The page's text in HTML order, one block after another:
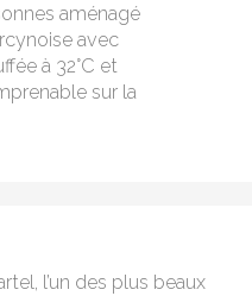
aménagé
avec
à 32°C et
sur la
l’un des plus beaux